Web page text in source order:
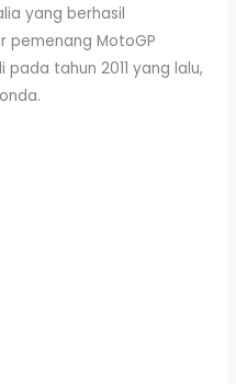
yang berhasil
pemenang MotoGP
tahun 2011 yang lalu,